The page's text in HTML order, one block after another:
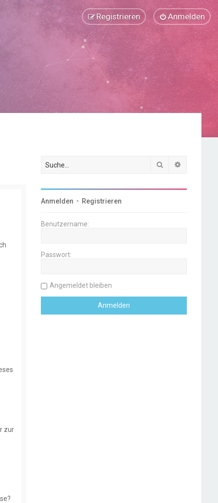
Anmelden
Registrieren
zur
Suche
Anmelden • Registrieren
Benutzername:
Passwort:
Angemeldet bleiben